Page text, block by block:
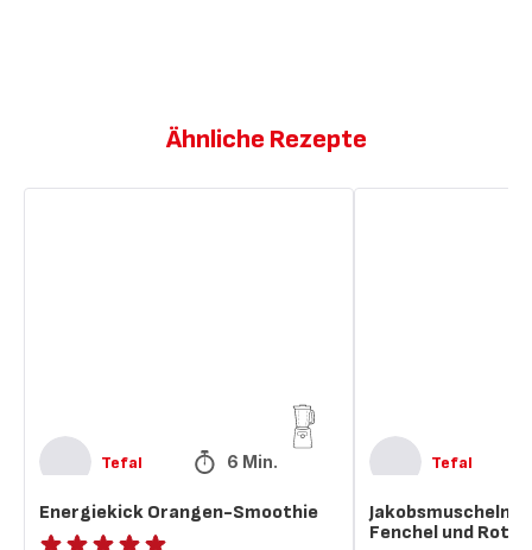
Ähnliche Rezepte
Tefal 6 Min.
Energiekick Orangen-Smoothie
Tefal
Jakobsmuscheln
Fenchel und